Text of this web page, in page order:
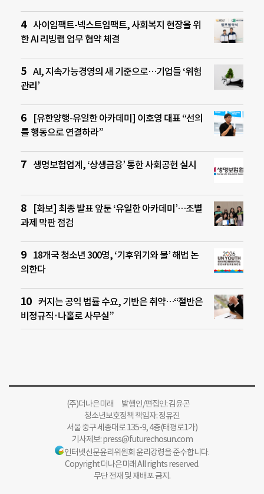
사이임팩트-넥스트임팩트, 사회복지 현장을 위
한 AI 리빙랩 업무 협약 체결
AI, 지속가능경영의 새 기준으로…기업들 ‘위험
관리’
[유한양행-유일한 아카데미] 이호영 대표 “선의
를 행동으로 연결하라”
생명보험업계, ‘상생금융’ 통한 사회공헌 실시
[화보] 최종 발표 앞둔 ‘유일한 아카데미’…조별
과제 막판 점검
18개국 청소년 300명, ‘기후위기와 물’ 해법 논
의한다
커지는 공익 법률 수요, 기반은 취약…“절반은
비정규직·나홀로 사무실”
(주)더나은미래 발행인/편집인: 김윤곤
청소년보호정책 책임자: 정유진
서울 중구 세종대로 135-9, 4층(태평로1가)
기사제보:press@futurechosun.com
인터넷신문윤리위원회 윤리강령을 준수합니다.
Copyright 더나은미래 All rights reserved.
무단 전재 및 재배포 금지.